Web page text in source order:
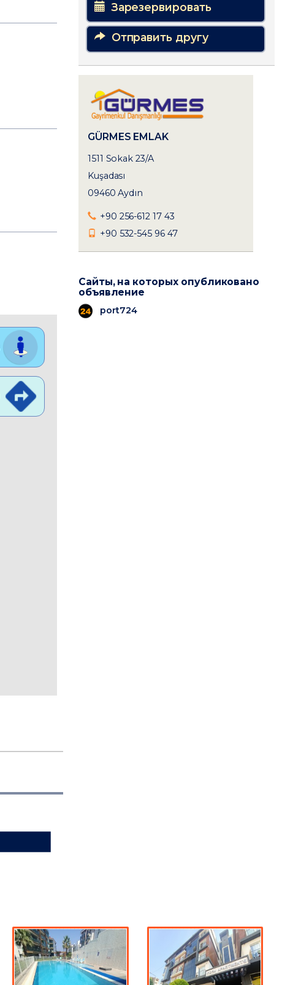
Зарезервировать
Отправить другу
GÜRMES EMLAK
1511 Sokak 23/A
Kuşadası
09460 Aydın
+90 256-612 17 43
+90 532-545 96 47
Сайты, на которых опубликовано
объявление
port724